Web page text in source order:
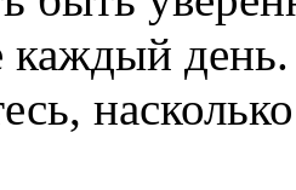
каждый